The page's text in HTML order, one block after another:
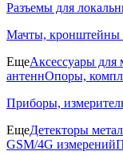
Разъемы для
Мачты, кронштейны
ЕщеАксессуары для
антеннОпоры,
Приборы,
ЕщеДетекторы
GSM/4G измерений